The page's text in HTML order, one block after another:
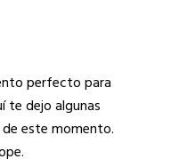
perfecto para
te dejo algunas
este momento.